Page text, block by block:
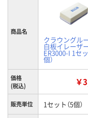
商品名
クラウングル
白板イレーザ
ER3000-I 1セ
個）
価格
(税込)
￥
販売単位 1セット（5個）